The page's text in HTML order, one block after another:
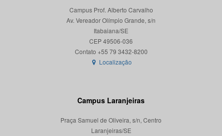
Campus Prof. Alberto Carvalho
Av. Vereador Olímpio Grande, s/n
Itabaiana/SE
CEP 49506-036
Localização
Campus Laranjeiras
Praça Samuel de Oliveira, s/n, Centro
Laranjeiras/SE